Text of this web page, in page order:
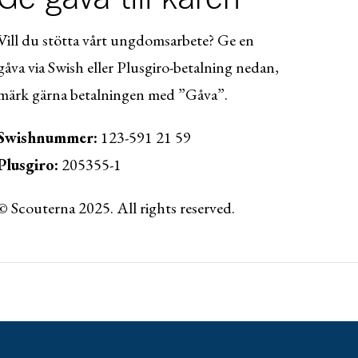
du stötta vårt ungdomsarbete? Ge en
via Swish eller Plusgiro-betalning nedan,
gärna betalningen med ”Gåva”.
123-591 21 59
205355-1
Scouterna 2025. All rights reserved.